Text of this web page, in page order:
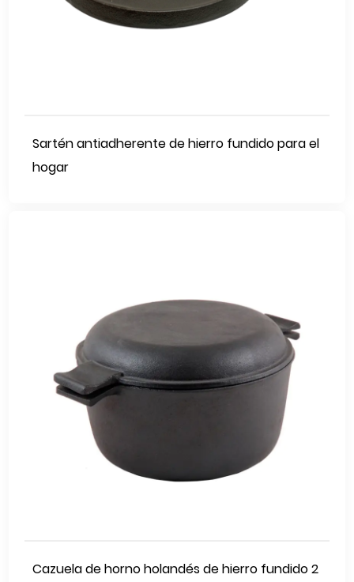
Sartén antiadherente de hierro fundido para el
hogar
Cazuela de horno holandés de hierro fundido 2